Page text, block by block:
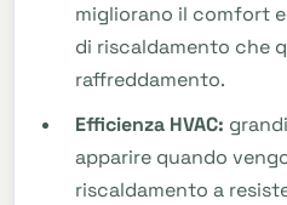
migliorano il comfort
di riscaldamento che
raffreddamento.
Efficienza HVAC:
apparire quando
riscaldamento a